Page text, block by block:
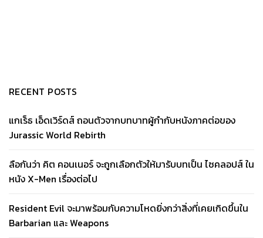
RECENT POSTS
แกเร็ธ เอ็ดเวิร์ดส์ ถอนตัวจากบทบาทผู้กำกับหนังภาคต่อของ
Jurassic World Rebirth
ลือกันว่า คิต คอนเนอร์ จะถูกเลือกตัวให้มารับบทเป็น ไซคลอปส์ ใน
หนัง X-Men เรื่องต่อไป
Resident Evil จะมาพร้อมกับความโหดยิ่งกว่าสิ่งที่เคยเกิดขึ้นใน
Barbarian และ Weapons